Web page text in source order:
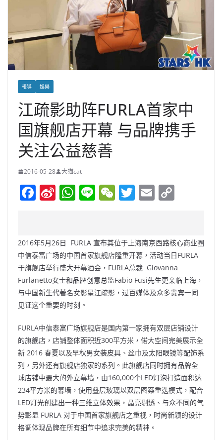
報導 娛樂
江疏影助阵FURLA首家中
国旗舰店开幕 与品牌携手
关注公益慈善
2016-05-28 大猫cat
F
e
b
o
o
k
Si
W
ei
b
o
W
s
A
p
p
Li W
h
at
T
er
E
l y
Li
n
k
2016年5月26日 FURLA 宣布其位于上海南京西路核心商业圈
中信泰富广场的中国首家旗舰店隆重开幕，活动当日FURLA
于旗舰店举行盛大开幕酒会，FURLA总裁 Giovanna
Furlanetto女士和品牌创意总监Fabio Fusi先生更亲临上海，
与中国新生代著名女影星江疏影，过百媒体及众多贵宾一同
见证这个重要的时刻。
FURLA中信泰富广场旗舰店是国内第一家拥有双层店铺设计
的旗舰店，店铺整体面积近300平方米，偌大空间完美展示全
新 2016 春夏以及早秋男女装皮具、丝巾及太阳眼镜等配饰系
列，另外还有旗舰店独家的系列。此旗舰店同时拥有品牌全
球店铺中最大的外立幕墙，由160,000个LED灯泡打造面积达
234平方米的幕墙，使用叠层玻璃以双层图案重迭模式，配合
LED灯光创建出一种三维立体效果，晶亮剔透、与众不同的气
势彰显 FURLA 对于中国首家旗舰店之重视，时尚新颖的设计
格调体现品牌在所有细节中追求完美的精神。